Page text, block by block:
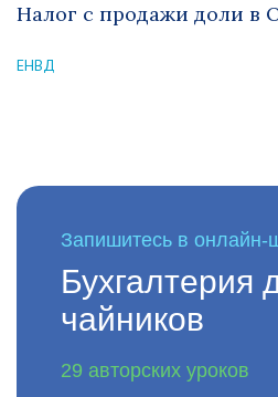
Налог с продажи доли в
ЕНВД
Запишитесь в онлайн-
Бухгалтерия
чайников
29 авторских уроков